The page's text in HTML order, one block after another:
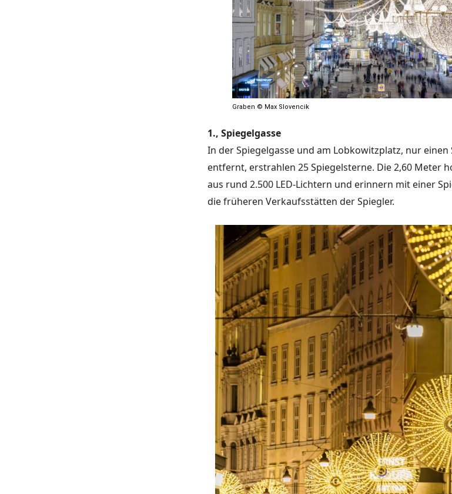
Graben © Max Slovencik
1., Spiegelgasse
In der Spiegelgasse und am Lobkowitzplatz, nur
entfernt, erstrahlen 25 Spiegelsterne. Die 2,60 Meter
aus rund 2.500 LED-Lichtern und erinnern mit einer
die früheren Verkaufsstätten der Spiegler.